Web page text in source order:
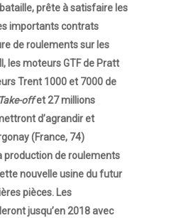
prête à satisfaire les
importants contrats
de roulements sur les
les moteurs GTF de Pratt
Trent 1000 et 7000 de
Take-offet 27 millions
d’agrandir et
(France, 74)
production de roulements
nouvelle usine du futur
pièces. Les
jusqu’en 2018 avec